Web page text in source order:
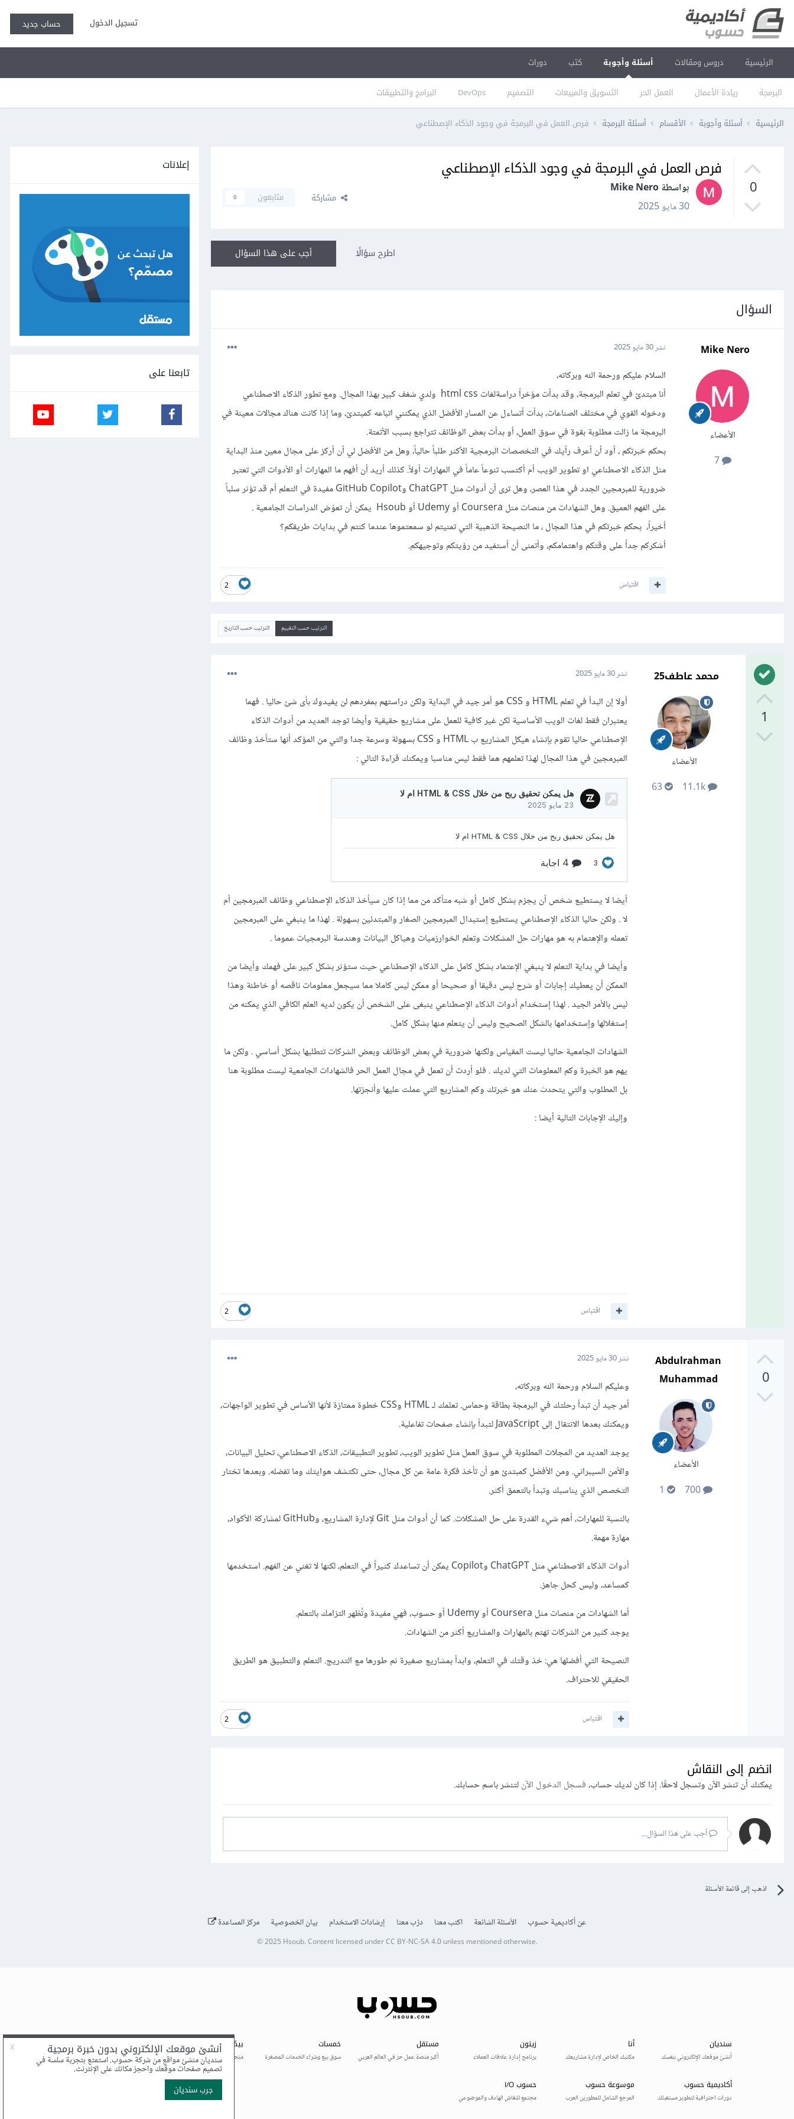
تسجيل الدخول حساب جديد
الرئيسية دروس ومقالات أسئلة وأجوبة
البرمجة ريادة الأعمال العمل الحر التسويق والمبيعات التصميم DevOps البرامج والتطبيقات
كتب دورات
الرئيسية أسئلة وأجوبة الأقسام أسئلة البرمجة فرص العمل في البرمجة في وجود الذكاء الإصطناعي
0
فرص العمل في البرمجة في وجود الذكاء الإصطناعي
بواسطة Mike Nero
30 مايو 2025
مشاركة متابعون 0
أجب على هذا السؤال اطرح سؤالًا
السؤال
Mike Nero
الأعضاء
7
نشر30 مايو 2025
السلام عليكم ورحمة الله وبركاته،
أنا مبتدئ في تعلم البرمجة، وقد بدأت مؤخراً دراسةلغات html css ولدي شغف كبير بهذا المجال. ومع تطور الذكاء الاصطناعي
ودخوله القوي في مختلف الصناعات، بدأت أتساءل عن المسار الأفضل الذي يمكنني اتباعه كمبتدئ، وما إذا كانت هناك مجالات معينة في
البرمجة ما زالت مطلوبة بقوة في سوق العمل، أو بدأت بعض الوظائف تتراجع بسبب الأتمتة.
بحكم خبرتكم ، أود أن أعرف رأيك في التخصصات البرمجية الأكثر طلباً حالياً، وهل من الأفضل لي أن أركز على مجال معين منذ البداية
مثل الذكاء الاصطناعي او تطوير الويب أم أكتسب تنوعاً عاماً في المهارات أولاً. كذلك أريد أن أفهم ما المهارات أو الأدوات التي تعتبر
ضرورية للمبرمجين الجدد في هذا العصر، وهل ترى أن أدوات مثل ChatGPT وGitHub Copilot مفيدة في التعلم أم قد تؤثر سلباً
على الفهم العميق. وهل الشهادات من منصات مثل Coursera أو Udemy أو Hsoub يمكن أن تعوّض الدراسات الجامعية .
أخيراً، بحكم خبرتكم في هذا المجال ، ما النصيحة الذهبية التي تمنيتم لو سمعتموها عندما كنتم في بدايات طريقكم؟
أشكركم جداً على وقتكم واهتمامكم، وأتمنى أن أستفيد من رؤيتكم وتوجيهكم.
2 اقتباس
الترتيب حسب التقييم الترتيب حسب التاريخ
1
محمد عاطف25
الأعضاء
11.1k
63
نشر30 مايو 2025
أولا إن البدأ في تعلم HTML و CSS هو أمر جيد في البداية ولكن دراستهم بمفردهم لن يفيدوك بأى شئ حاليا . فهما
يعتبران فقط لغات الويب الأساسية لكن غير كافية للعمل على مشاريع حقيقية وأيضا توجد العديد من أدوات الذكاء
الإصطناعي حاليا تقوم بإنشاء هيكل المشاريع ب HTML و CSS بسهولة وسرعة جدا والتي من المؤكد أنها ستأخذ وظائف
المبرمجين في هذا المجال لهذا تعلمهم هما فقط ليس مناسبا ويمكنك قراءة التالي:
أيضا لا يستطيع شخص أن يجزم بشكل كامل أو شبه متأكد من مما إذا كان سيأخذ الذكاء الإصطناعي وظائف المبرمجين أم
لا . ولكن حاليا الذكاء الإصطناعي يستطيع إستبدال المبرمجين الصغار والمبتدئين بسهولة . لهذا ما ينبغي على المبرمجين
تعمله والإهتمام به هو مهارات حل المشكلات وتعلم الخوارزميات وهياكل البيانات وهندسة البرمجيات عموما .
وأيضا في بداية التعلم لا ينبغي الإعتماد بشكل كامل على الذكاء الإصطناعي حيث ستؤثر بشكل كبير على فهمك وأيضا من
الممكن أن يعطيك إجابات أو شرح ليس دقيقا أو صحيحا أو ممكن ليس كاملا مما سيجعل معلومات ناقصه أو خاطئة وهذا
ليس بالأمر الجيد . لهذا إستخدام أدوات الذكاء الإصطناعي ينبغى على الشخص أن يكون لديه العلم الكافي الذي يمكنه من
إستغلالها وإستخدامها بالشكل الصحيح وليس أن يتعلم منها بشكل كامل.
الشهادات الجامعية حاليا ليست المقياس ولكنها ضرورية في بعض الوظائف وبعض الشركات تتطلبها بشكل أساسي . ولكن ما
يهم هو الخبرة وكم المعلومات التي لديك . فلو أردت أن تعمل في مجال العمل الحر فالشهادات الجامعية ليست مطلوبة هنا
بل المطلوب والتي يتحدث عنك هو خبرتك وكم المشاريع التي عملت عليها وأنجزتها.
وإليك الإجابات التالية أيضا:
2 اقتباس
0
Abdulrahman
Muhammad
الأعضاء
نشر30 مايو 2025
وعليكم السلام ورحمة الله وبركاته،
أمر جيد أن تبدأ رحلتك في البرمجة بطاقة وحماس. تعلمك لـ HTML وCSS خطوة ممتازة لأنها الأساس في تطوير الواجهات،
ويمكنك بعدها الانتقال إلى JavaScript لتبدأ بإنشاء صفحات تفاعلية.
يوجد العديد من المجلات المطلوبة في سوق العمل مثل تطوير الويب، تطوير التطبيقات، الذكاء الاصطناعي، تحليل البيانات،
والأمن السيبراني. ومن الأفضل كمبتدئ هو أن تأخذ فكرة عامة عن كل مجال، حتى تكتشف هوايتك وما تفضله. وبعدها تختار
التخصص الذي يناسبك وتبدأ بالتعمق أكثر.
بالنسبة للمهارات، أهم شيء القدرة على حل المشكلات. كما أن أدوات مثل Git لإدارة المشاريع، وGitHub لمشاركة الأكواد،
مهارة مهمة.
أدوات الذكاء الاصطناعي مثل ChatGPT وCopilot يمكن أن تساعدك كثيراً في التعلم، لكنها لا تغني عن الفهم. استخدمها
كمساعد، وليس كحل جاهز.
أما الشهادات من منصات مثل Coursera أو Udemy أو حسوب، فهي مفيدة وتُظهر التزامك بالتعلم.
يوجد كثير من الشركات تهتم بالمهارات والمشاريع أكثر من الشهادات.
النصيحة التي أفضلها هي: خذ وقتك في التعلم، وابدأ بمشاريع صغيرة ثم طورها مع التدريج. التعلم والتطبيق هو الطريق
الحقيقي للاحتراف.
2 اقتباس
انضم إلى النقاش
يمكنك أن تنشر الآن وتسجل لاحقًا. إذا كان لديك حساب،فسجل الدخول الآنلتنشر باسم حسابك.
أجب على هذا السؤال...
اذهب إلى قائمة الأسئلة
إعلانات
تابعنا على
عن أكاديمية حسوب الأسئلة الشائعة اكتب معنا درّب معنا إرشادات الاستخدام بيان الخصوصية مركز المساعدة
© 2025 Hsoub.Content licensed underCC BY-NC-SA 4.0unless mentioned otherwise.